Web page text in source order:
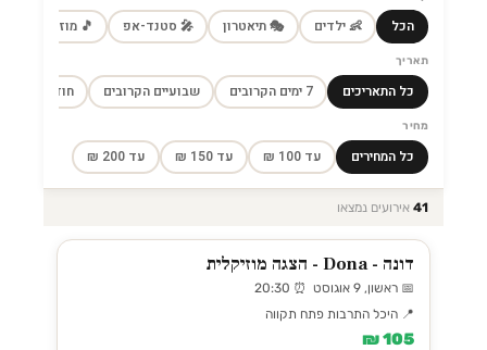
הכל 👶 ילדים 🎭 תיאטרון 🎤 סטנד-אפ 🎵 מוזיקה
תאריך
כל התאריכים 7 ימים הקרובים שבועיים הקרובים חודש הקרוב
מחיר
כל המחירים עד 100 ₪ עד 150 ₪ עד 200 ₪
41 אירועים נמצאו
דונה - Dona - הצגה מוזיקלית
📅 ראשון, 9 אוגוסט ⏰ 20:30
📍 היכל התרבות פתח תקווה
105 ₪